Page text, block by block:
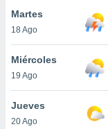
Martes
18 Ago
Miércoles
19 Ago
Jueves
20 Ago